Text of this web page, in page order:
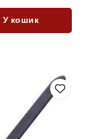
У кошик